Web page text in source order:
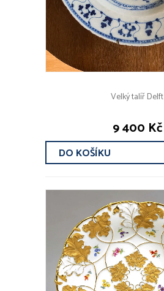
Velký talíř Delft
9 400 Kč
DO KOŠÍKU